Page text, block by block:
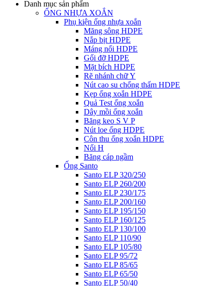
Danh mục sản phẩm
ỐNG NHỰA XOẮN
Phụ kiện ống nhựa xoắn
Măng sông HDPE
Nắp bịt HDPE
Máng nối HDPE
Gối đỡ HDPE
Mặt bích HDPE
Rẽ nhánh chữ Y
Nút cao su chống thấm HDPE
Kẹp ống xoắn HDPE
Quả Test ống xoắn
Dây mồi ống xoắn
Băng keo S V P
Nút loe ống HDPE
Côn thu ống xoắn HDPE
Nối H
Băng cáp ngầm
Ống Santo
Santo ELP 320/250
Santo ELP 260/200
Santo ELP 230/175
Santo ELP 200/160
Santo ELP 195/150
Santo ELP 160/125
Santo ELP 130/100
Santo ELP 110/90
Santo ELP 105/80
Santo ELP 95/72
Santo ELP 85/65
Santo ELP 65/50
Santo ELP 50/40